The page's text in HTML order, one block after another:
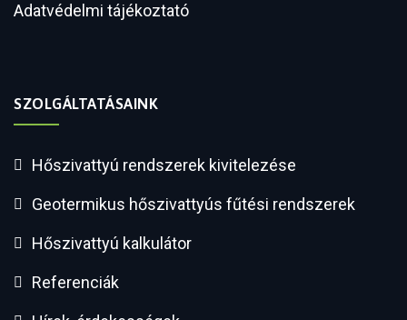
Adatvédelmi tájékoztató
SZOLGÁLTATÁSAINK
Hőszivattyú rendszerek kivitelezése
Geotermikus hőszivattyús fűtési rendszerek
Hőszivattyú kalkulátor
Referenciák